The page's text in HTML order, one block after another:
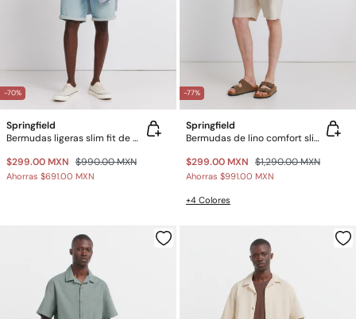
-70%
Springfield
Bermudas ligeras slim fit de mezclilla
$299.00 MXN $990.00 MXN
Ahorras $691.00 MXN
-77%
Springfield
Bermudas de lino comfort slim fit
$299.00 MXN $1,290.00 MXN
Ahorras $991.00 MXN
+4 Colores